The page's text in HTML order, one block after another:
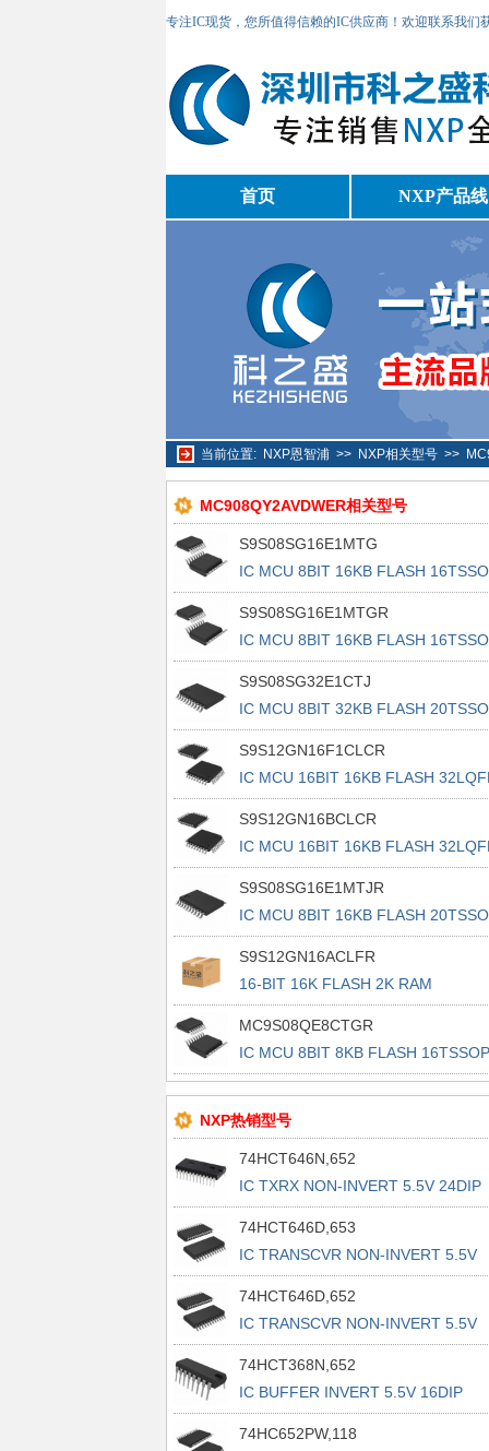
专注IC现货，您所值得信赖的IC供应商！欢迎联系我们
首页 NXP产品线
当前位置: NXP恩智浦>> NXP相关型号>>
MC908QY2AVDWER相关型号
S9S08SG16E1MTG
IC MCU 8BIT 16KB FLASH
S9S08SG16E1MTGR
IC MCU 8BIT 16KB FLASH
S9S08SG32E1CTJ
IC MCU 8BIT 32KB FLASH
S9S12GN16F1CLCR
IC MCU 16BIT 16KB FLASH
S9S12GN16BCLCR
IC MCU 16BIT 16KB FLASH
S9S08SG16E1MTJR
IC MCU 8BIT 16KB FLASH
S9S12GN16ACLFR
16-BIT 16K FLASH 2K RAM
MC9S08QE8CTGR
IC MCU 8BIT 8KB FLASH 16TSSOP
NXP热销型号
74HCT646N,652
IC TXRX NON-INVERT 5.5V 24DIP
74HCT646D,653
IC TRANSCVR NON-INVERT 5.5V
24SO
74HCT646D,652
IC TRANSCVR NON-INVERT 5.5V
24SO
74HCT368N,652
IC BUFFER INVERT 5.5V 16DIP
74HC652PW,118